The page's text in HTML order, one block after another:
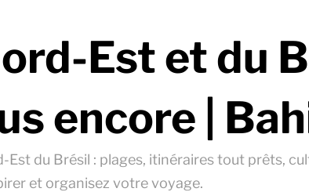
Est et du
encore |
Est du Brésil : plages, itinéraires tout prêts,
et organisez votre voyage.